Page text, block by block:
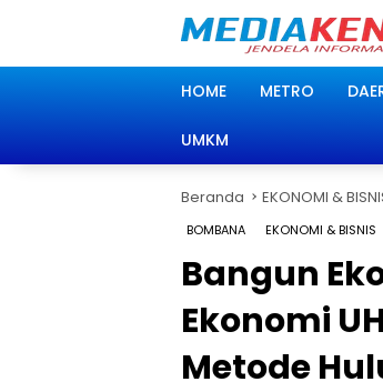
HOME METRO
UMKM
Beranda EKONOMI &
BOMBANA EKONOMI & BISNIS
Bangun
Ekonomi
Metode